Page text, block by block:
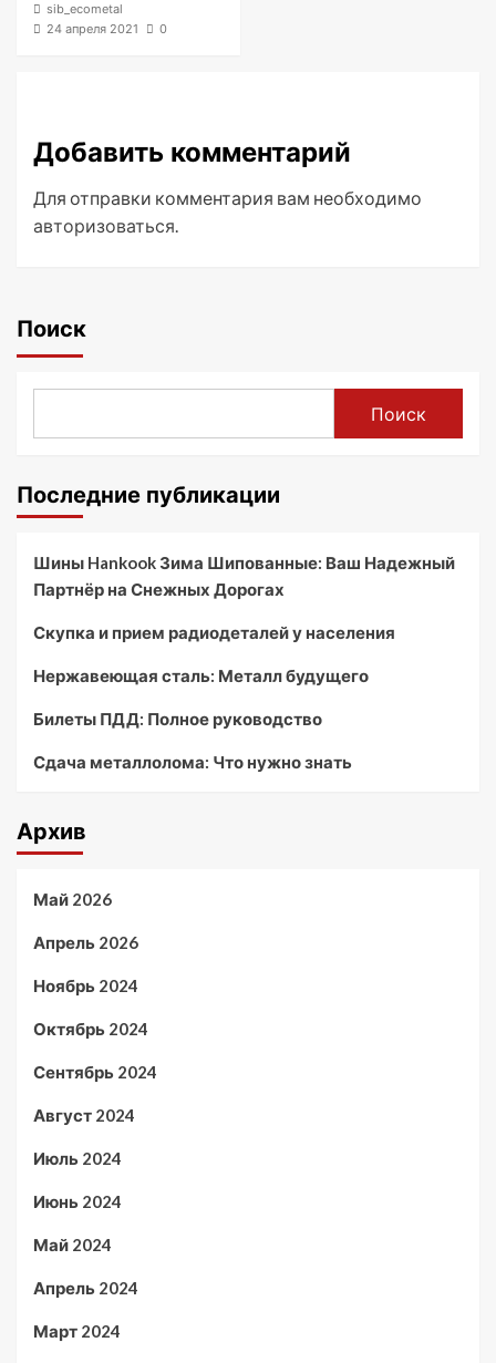
sib_ecometal
24 апреля 2021
0
Добавить комментарий
Для отправки комментария вам необходимо
авторизоваться.
Поиск
Поиск
Последние публикации
Шины Hankook Зима Шипованные: Ваш Надежный
Партнёр на Снежных Дорогах
Скупка и прием радиодеталей у населения
Нержавеющая сталь: Металл будущего
Билеты ПДД: Полное руководство
Сдача металлолома: Что нужно знать
Архив
Май 2026
Апрель 2026
Ноябрь 2024
Октябрь 2024
Сентябрь 2024
Август 2024
Июль 2024
Июнь 2024
Май 2024
Апрель 2024
Март 2024